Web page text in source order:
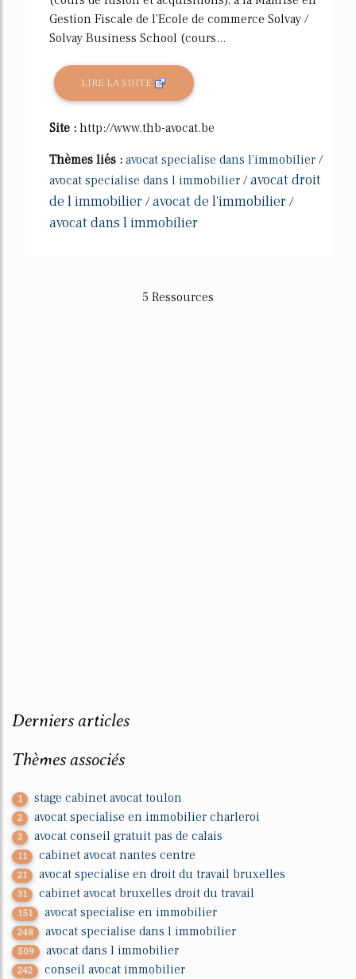
Gestion Fiscale de l'Ecole de commerce Solvay /
Solvay Business School (cours...
LIRE LA SUITE
Site : http://www.thb-avocat.be
Thèmes liés : avocat specialise dans l'immobilier /
avocat specialise dans l immobilier /avocat droit
de l immobilier /avocat de l'immobilier /
avocat dans l immobilier
5 Ressources
Derniers articles
Thèmes associés
1 stage cabinet avocat toulon
2 avocat specialise en immobilier charleroi
3 avocat conseil gratuit pas de calais
11 cabinet avocat nantes centre
21 avocat specialise en droit du travail bruxelles
31 cabinet avocat bruxelles droit du travail
151 avocat specialise en immobilier
248 avocat specialise dans l immobilier
509 avocat dans l immobilier
242 conseil avocat immobilier